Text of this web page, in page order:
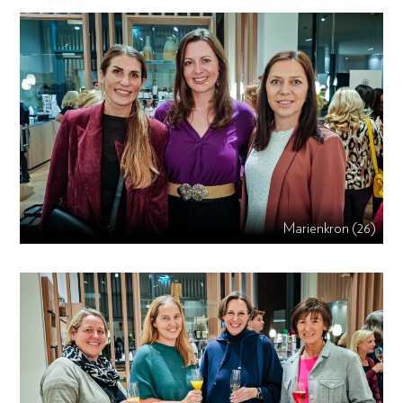
Marienkron (26)